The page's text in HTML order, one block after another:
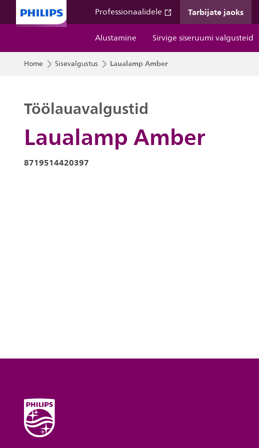
Professionaalidele Tarbijate jaoks
Alustamine
Sirvige siseruumi valgusteid
Home Sisevalgustus Laualamp Amber
Laualamp Amber
Töölauavalgustid
8719514420397